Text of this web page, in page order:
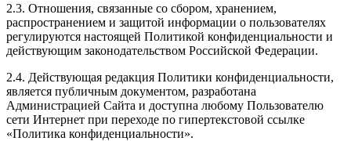
2.3. Отношения, связанные со сбором, хранением,
распространением и защитой информации о пользователях
регулируются настоящей Политикой конфиденциальности и
действующим законодательством Российской Федерации.
2.4. Действующая редакция Политики конфиденциальности,
является публичным документом, разработана
Администрацией Сайта и доступна любому Пользователю
сети Интернет при переходе по гипертекстовой ссылке
«Политика конфиденциальности».